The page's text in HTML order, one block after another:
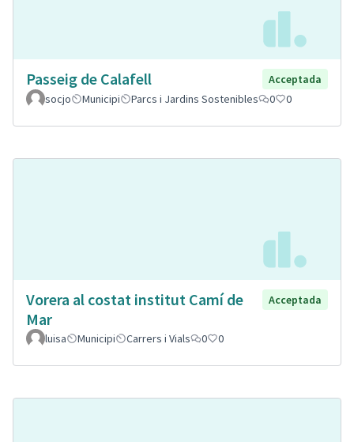
Passeig de Calafell
Acceptada
socjo
Municipi Parcs i Jardins Sostenibles 0 0
Vorera al costat institut Camí de
Mar
Acceptada
luisa Municipi Carrers i Vials 0 0